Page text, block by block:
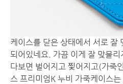
케이스를 닫은 상태에서 서로 잘
되어있네요. 가끔 이게 잘 맞물
다보면 벌어지고 찣어지고(가죽
스 프리미엄K 누비 가죽케이스